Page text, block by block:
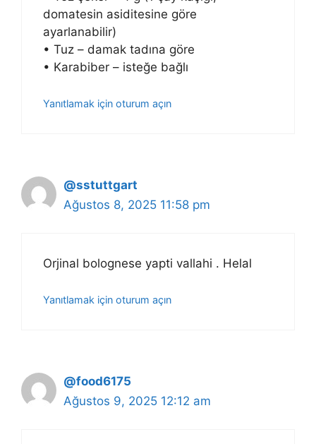
domatesin asiditesine göre
ayarlanabilir)
• Tuz – damak tadına göre
• Karabiber – isteğe bağlı
Yanıtlamak için oturum açın
@sstuttgart
Ağustos 8, 2025 11:58 pm
Orjinal bolognese yapti vallahi . Helal
Yanıtlamak için oturum açın
@food6175
Ağustos 9, 2025 12:12 am